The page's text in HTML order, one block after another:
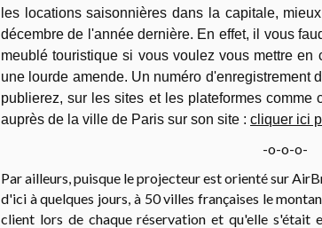
les locations saisonnières dans la capitale,
décembre de l'année dernière. En effet, il vous
meublé touristique si vous voulez vous mettre
une lourde amende. Un numéro d'enregistrement
publierez, sur les sites et les plateformes comme
auprès de la ville de Paris sur son site : cliquer ici
-o-o-o-
Par ailleurs, puisque le projecteur est orienté sur
d'ici à quelques jours, à 50 villes françaises le
client lors de chaque réservation et qu'elle s'était